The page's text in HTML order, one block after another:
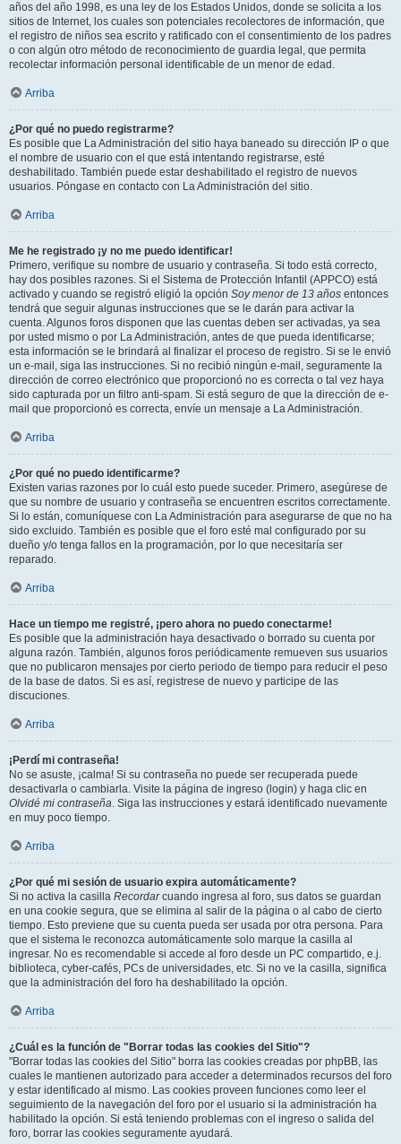
años del año 1998, es una ley de los Estados Unidos, donde se solicita a los
sitios de Internet, los cuales son potenciales recolectores de información, que
el registro de niños sea escrito y ratificado con el consentimiento de los padres
o con algún otro método de reconocimiento de guardia legal, que permita
recolectar información personal identificable de un menor de edad.
Arriba
¿Por qué no puedo registrarme?
Es posible que La Administración del sitio haya baneado su dirección IP o que
el nombre de usuario con el que está intentando registrarse, esté
deshabilitado. También puede estar deshabilitado el registro de nuevos
usuarios. Póngase en contacto con La Administración del sitio.
Arriba
Me he registrado ¡y no me puedo identificar!
Primero, verifique su nombre de usuario y contraseña. Si todo está correcto,
hay dos posibles razones. Si el Sistema de Protección Infantil (APPCO) está
activado y cuando se registró eligió la opción Soy menor de 13 años entonces
tendrá que seguir algunas instrucciones que se le darán para activar la
cuenta. Algunos foros disponen que las cuentas deben ser activadas, ya sea
por usted mismo o por La Administración, antes de que pueda identificarse;
esta información se le brindará al finalizar el proceso de registro. Si se le envió
un e-mail, siga las instrucciones. Si no recibió ningún e-mail, seguramente la
dirección de correo electrónico que proporcionó no es correcta o tal vez haya
sido capturada por un filtro anti-spam. Si está seguro de que la dirección de e-
mail que proporcionó es correcta, envíe un mensaje a La Administración.
Arriba
¿Por qué no puedo identificarme?
Existen varias razones por lo cuál esto puede suceder. Primero, asegúrese de
que su nombre de usuario y contraseña se encuentren escritos correctamente.
Si lo están, comuníquese con La Administración para asegurarse de que no ha
sido excluido. También es posible que el foro esté mal configurado por su
dueño y/o tenga fallos en la programación, por lo que necesitaría ser
reparado.
Arriba
Hace un tiempo me registré, ¡pero ahora no puedo conectarme!
Es posible que la administración haya desactivado o borrado su cuenta por
alguna razón. También, algunos foros periódicamente remueven sus usuarios
que no publicaron mensajes por cierto periodo de tiempo para reducir el peso
de la base de datos. Si es así, registrese de nuevo y participe de las
discuciones.
Arriba
¡Perdí mi contraseña!
No se asuste, ¡calma! Si su contraseña no puede ser recuperada puede
desactivarla o cambiarla. Visite la página de ingreso (login) y haga clic en
Olvidé mi contraseña. Siga las instrucciones y estará identificado nuevamente
en muy poco tiempo.
Arriba
¿Por qué mi sesión de usuario expira automáticamente?
Si no activa la casilla Recordarcuando ingresa al foro, sus datos se guardan
en una cookie segura, que se elimina al salir de la página o al cabo de cierto
tiempo. Esto previene que su cuenta pueda ser usada por otra persona. Para
que el sistema le reconozca automáticamente solo marque la casilla al
ingresar. No es recomendable si accede al foro desde un PC compartido, e.j.
biblioteca, cyber-cafés, PCs de universidades, etc. Si no ve la casilla, significa
que la administración del foro ha deshabilitado la opción.
Arriba
¿Cuál es la función de "Borrar todas las cookies del Sitio"?
"Borrar todas las cookies del Sitio" borra las cookies creadas por phpBB, las
cuales le mantienen autorizado para acceder a determinados recursos del foro
y estar identificado al mismo. Las cookies proveen funciones como leer el
seguimiento de la navegación del foro por el usuario si la administración ha
habilitado la opción. Si está teniendo problemas con el ingreso o salida del
foro, borrar las cookies seguramente ayudará.